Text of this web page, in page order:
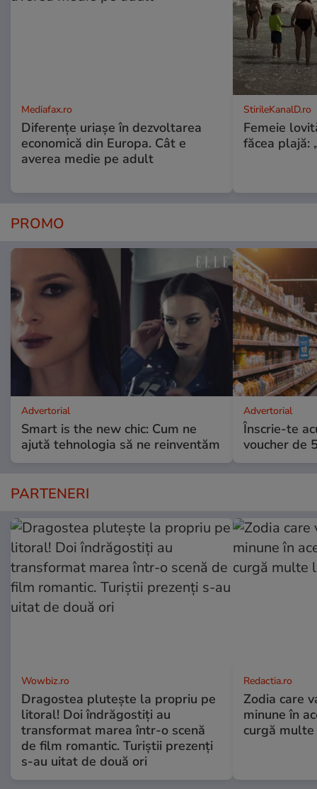
Mediafax.ro
Diferențe uriașe în dezvoltarea
economică din Europa. Cât e
averea medie pe adult
StirileKanalD.ro
Femeie
făcea plajă:
PROMO
Advertorial
Smart is the new chic: Cum ne
ajută tehnologia să ne reinventăm
Advertorial
Înscrie-te
voucher de
PARTENERI
Wowbiz.ro
Dragostea plutește la propriu pe
litoral! Doi îndrăgostiți au
transformat marea într-o scenă
de film romantic. Turiștii prezenți
s-au uitat de două ori
Redactia.ro
Zodia care
minune în
curgă